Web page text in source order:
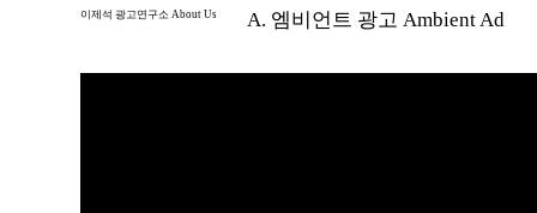
이제석 광고연구소 About Us A. 엠비언트 광고 Ambient Ad